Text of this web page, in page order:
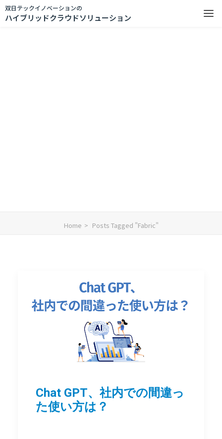
双日テックイノベーションの
ハイブリッドクラウドソリューション
Home Posts Tagged "Fabric"
Chat GPT、社内での間違っ
た使い方は？